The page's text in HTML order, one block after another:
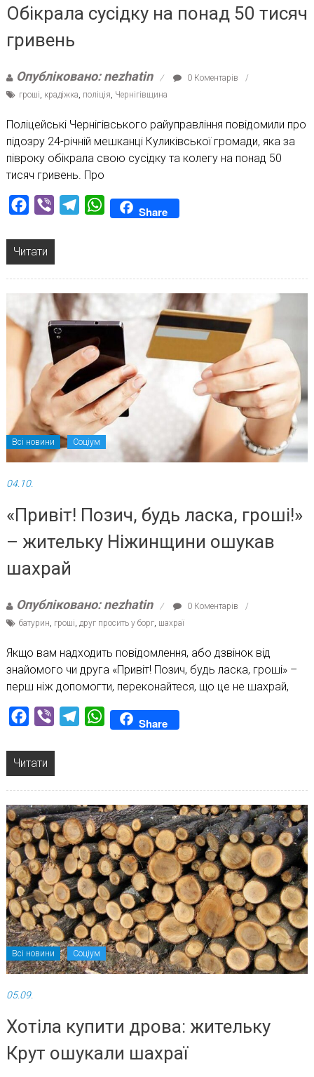
Обікрала сусідку на понад 50 тисяч
гривень
Опубліковано: nezhatin
0 Коментарів
гроші, крадіжка, поліція, Чернігівщина
Поліцейські Чернігівського райуправління повідомили про
підозру 24-річній мешканці Куликівської громади, яка за
півроку обікрала свою сусідку та колегу на понад 50
тисяч гривень. Про
Facebook
Viber TelegramWhatsAppShare
Читати
Всі новини Соціум
04.10.
«Привіт! Позич, будь ласка, гроші!»
– жительку Ніжинщини ошукав
шахрай
Опубліковано: nezhatin
0 Коментарів
батурин, гроші, друг просить у борг, шахраї
Якщо вам надходить повідомлення, або дзвінок від
знайомого чи друга «Привіт! Позич, будь ласка, гроші» –
перш ніж допомогти, переконайтеся, що це не шахрай,
Facebook
Viber TelegramWhatsAppShare
Читати
Всі новини Соціум
05.09.
Хотіла купити дрова: жительку
Крут ошукали шахраї